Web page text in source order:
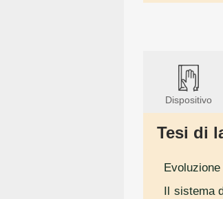
Dispositivo
Tesi di
Il sistema